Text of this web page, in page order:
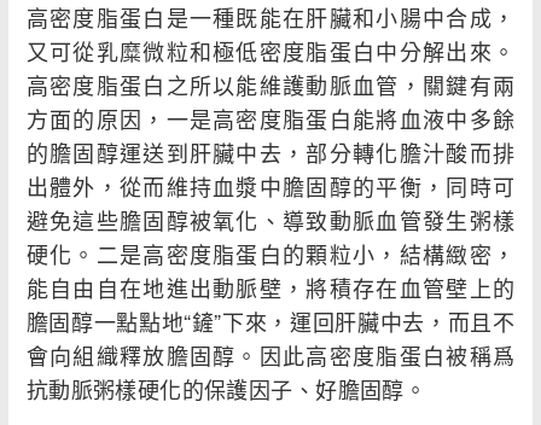
高密度脂蛋白是一種既能在肝臟和小腸中合成，
又可從乳糜微粒和極低密度脂蛋白中分解出來。
高密度脂蛋白之所以能維護動脈血管，關鍵有兩
方面的原因，一是高密度脂蛋白能將血液中多餘
的膽固醇運送到肝臟中去，部分轉化膽汁酸而排
出體外，從而維持血漿中膽固醇的平衡，同時可
避免這些膽固醇被氧化、導致動脈血管發生粥樣
硬化。二是高密度脂蛋白的顆粒小，結構緻密，
能自由自在地進出動脈壁，將積存在血管壁上的
膽固醇一點點地“鏟”下來，運回肝臟中去，而且不
會向組織釋放膽固醇。因此高密度脂蛋白被稱爲
抗動脈粥樣硬化的保護因子、好膽固醇。